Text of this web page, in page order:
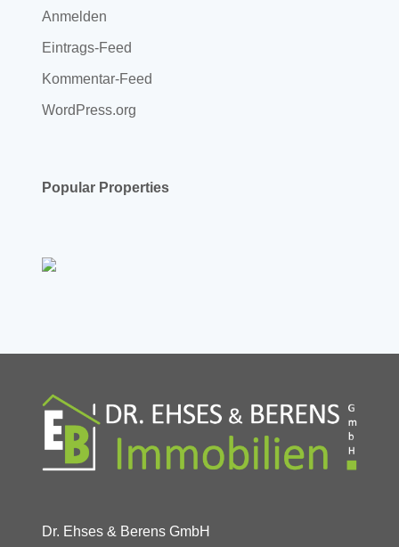
Anmelden
Eintrags-Feed
Kommentar-Feed
WordPress.org
Popular Properties
Dr. Ehses & Berens GmbH